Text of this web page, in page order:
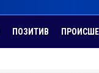
ПОЗИТИВ